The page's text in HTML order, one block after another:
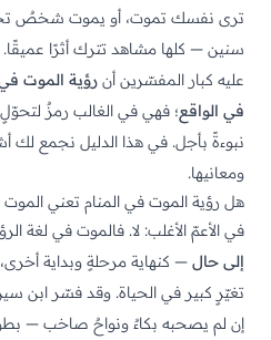
ترى نفسك تموت، أو يموت شخصٌ
سنين — كلها مشاهد تترك أثرًا
عليه كبار المفسّرين أن رؤية الموت في
في الواقع؛ فهي في الغالب رمزٌ لتحوّلٍ
نبوءةً بأجل. في هذا الدليل نجمع لك
ومعانيها.
هل رؤية الموت في المنام تعني الموت
في الأعمّ الأغلب: لا. فالموت في لغة
إلى حال — كنهاية مرحلةٍ وبداية
تغيّرٍ كبير في الحياة. وقد فسّر ابن
إن لم يصحبه بكاءٌ ونواحٌ صاخب —